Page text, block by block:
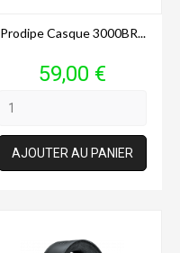
Prodipe Casque 3000BR...
Prix
59,00 €
AJOUTER AU PANIER